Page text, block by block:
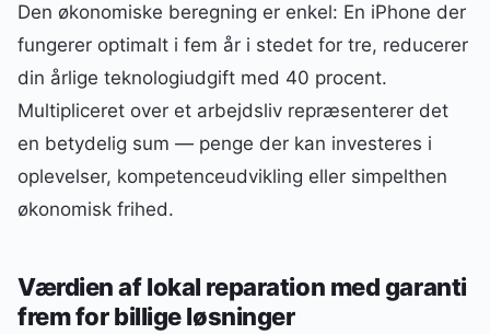
Den økonomiske beregning er enkel: En iPhone der
fungerer optimalt i fem år i stedet for tre, reducerer
din årlige teknologiudgift med 40 procent.
Multipliceret over et arbejdsliv repræsenterer det
en betydelig sum — penge der kan investeres i
oplevelser, kompetenceudvikling eller simpelthen
økonomisk frihed.
Værdien af lokal reparation med garanti
frem for billige løsninger